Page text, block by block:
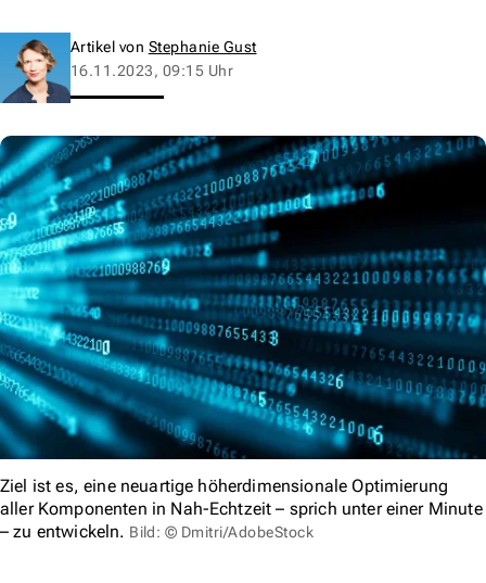
Artikel von Stephanie Gust
16.11.2023, 09:15 Uhr
Ziel ist es, eine neuartige höherdimensionale Optimierung
aller Komponenten in Nah-Echtzeit – sprich unter einer Minute
– zu entwickeln. Bild: © Dmitri/AdobeStock